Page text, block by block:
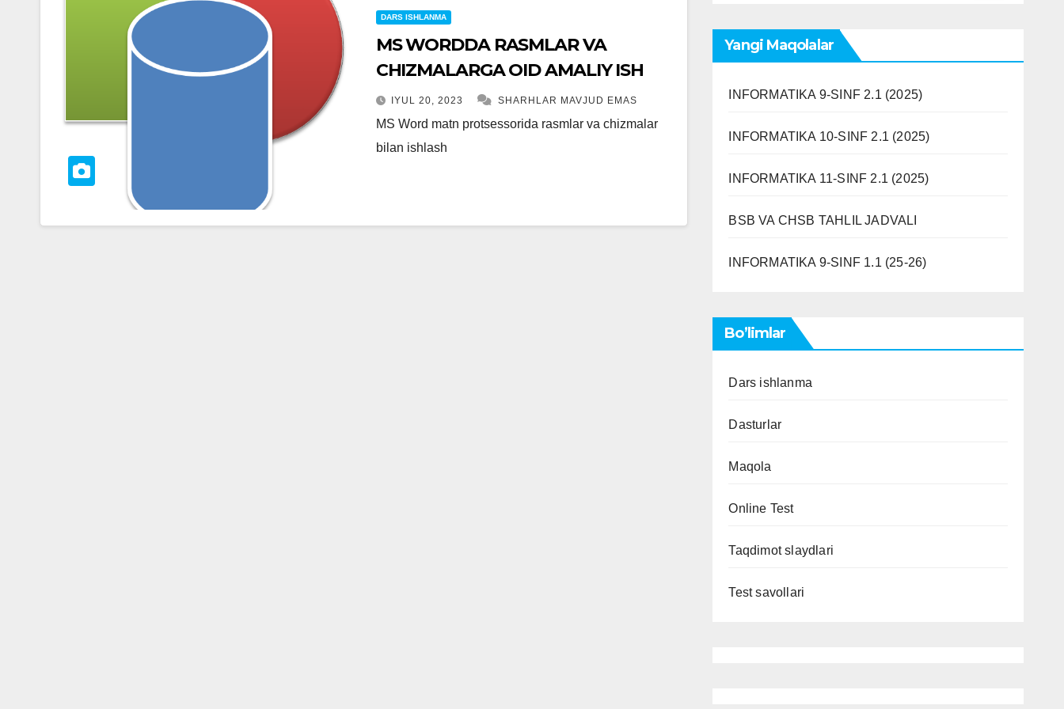
DARS ISHLANMA
MS WORDDA RASMLAR VA
CHIZMALARGA OID AMALIY ISH
IYUL 20, 2023 SHARHLAR MAVJUD EMAS
MS Word matn protsessorida rasmlar va chizmalar
bilan ishlash
Yangi Maqolalar
INFORMATIKA 9-SINF 2.1 (2025)
INFORMATIKA 10-SINF 2.1 (2025)
INFORMATIKA 11-SINF 2.1 (2025)
BSB VA CHSB TAHLIL JADVALI
INFORMATIKA 9-SINF 1.1 (25-26)
Bo’limlar
Dars ishlanma
Dasturlar
Maqola
Online Test
Taqdimot slaydlari
Test savollari